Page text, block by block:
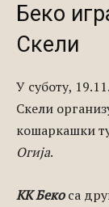
Беко
Скели
У суботу,
Скели
кошаркашки
Огија.
КК Бекоса